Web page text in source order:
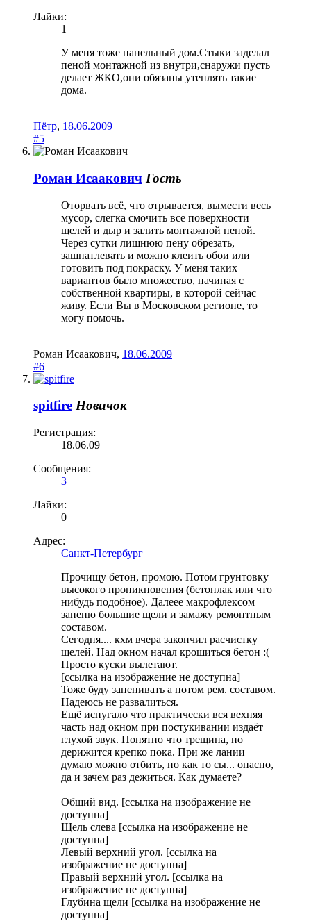
Лайки:
1
У меня тоже панельный дом.Стыки заделал
пеной монтажной из внутри,снаружи пусть
делает ЖКО,они обязаны утеплять такие
дома.
Пётр, 18.06.2009
#5
Роман Исаакович Гость
Оторвать всё, что отрывается, вымести весь
мусор, слегка смочить все поверхности
щелей и дыр и залить монтажной пеной.
Через сутки лишнюю пену обрезать,
зашпатлевать и можно клеить обои или
готовить под покраску. У меня таких
вариантов было множество, начиная с
собственной квартиры, в которой сейчас
живу. Если Вы в Московском регионе, то
могу помочь.
Роман Исаакович, 18.06.2009
#6
spitfire Новичок
Регистрация:
18.06.09
Сообщения:
3
Лайки:
0
Адрес:
Санкт-Петербург
Прочищу бетон, промою. Потом грунтовку
высокого проникновения (бетонлак или что
нибудь подобное). Далеее макрофлексом
запеню большие щели и замажу ремонтным
составом.
Сегодня.... кхм вчера закончил расчистку
щелей. Над окном начал крошиться бетон :(
Просто куски вылетают.
[ссылка на изображение не доступна]
Тоже буду запенивать а потом рем. составом.
Надеюсь не развалиться.
Ещё испугало что практически вся вехняя
часть над окном при постукивании издаёт
глухой звук. Понятно что трещина, но
дерижится крепко пока. При же лании
думаю можно отбить, но как то сы... опасно,
да и зачем раз дежиться. Как думаете?
Общий вид. [ссылка на изображение не
доступна]
Щель слева [ссылка на изображение не
доступна]
Левый верхний угол. [ссылка на
изображение не доступна]
Правый верхний угол. [ссылка на
изображение не доступна]
Глубина щели [ссылка на изображение не
доступна]